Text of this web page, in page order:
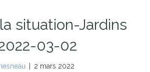
situation-Jardins
03-02
2 mars 2022